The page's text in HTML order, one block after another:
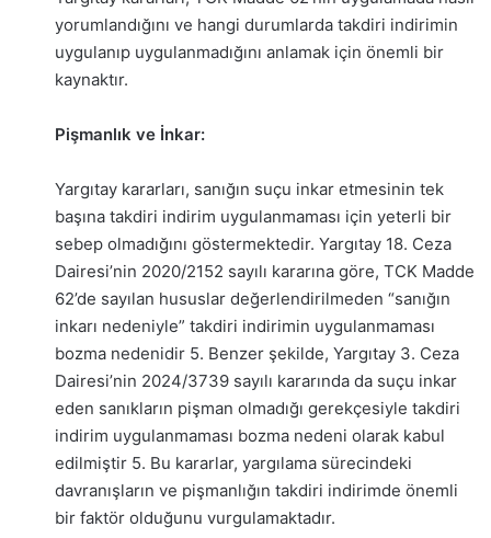
yorumlandığını ve hangi durumlarda takdiri indirimin
uygulanıp uygulanmadığını anlamak için önemli bir
kaynaktır.
Pişmanlık ve İnkar:
Yargıtay kararları, sanığın suçu inkar etmesinin tek
başına takdiri indirim uygulanmaması için yeterli bir
sebep olmadığını göstermektedir. Yargıtay 18. Ceza
Dairesi’nin 2020/2152 sayılı kararına göre, TCK Madde
62’de sayılan hususlar değerlendirilmeden “sanığın
inkarı nedeniyle” takdiri indirimin uygulanmaması
bozma nedenidir 5. Benzer şekilde, Yargıtay 3. Ceza
Dairesi’nin 2024/3739 sayılı kararında da suçu inkar
eden sanıkların pişman olmadığı gerekçesiyle takdiri
indirim uygulanmaması bozma nedeni olarak kabul
edilmiştir 5. Bu kararlar, yargılama sürecindeki
davranışların ve pişmanlığın takdiri indirimde önemli
bir faktör olduğunu vurgulamaktadır.